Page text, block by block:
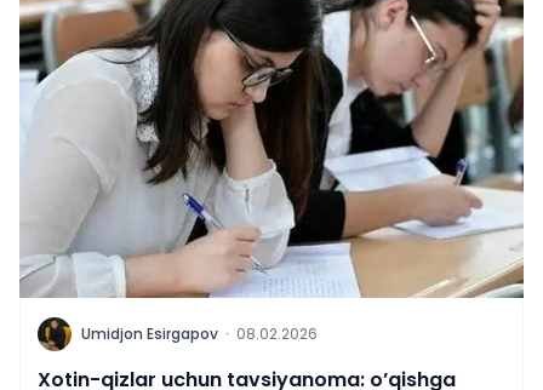
U Umidjon Esirgapov · 08.02.2026
Xotin-qizlar uchun tavsiyanoma: o’qishga